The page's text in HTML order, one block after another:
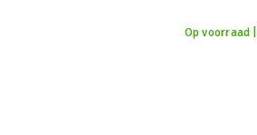
Op voorraad